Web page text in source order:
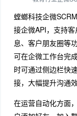
螳螂科技企微
接企微API，支持
息、客户朋友圈等
可在企微工作台完
时可通过侧边栏快
接，大幅提升沟通效
在运营自动化方面